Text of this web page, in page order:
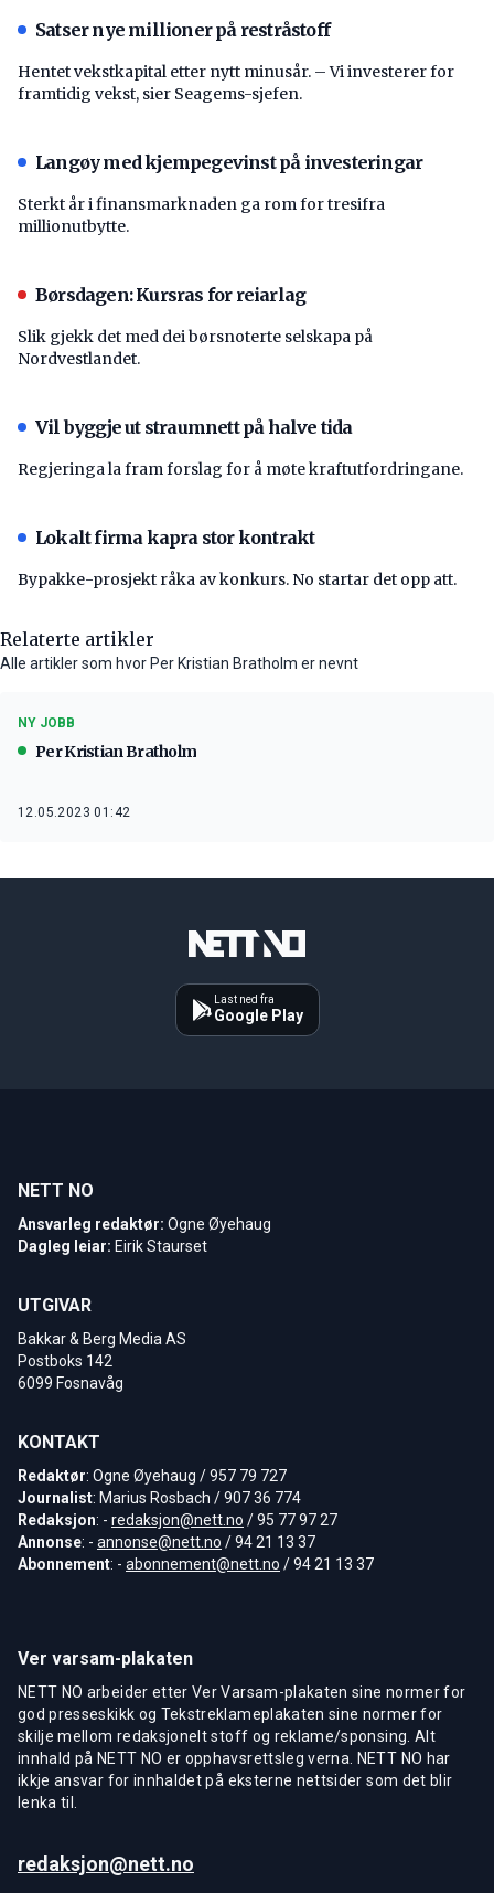
Satser nye millioner på restråstoff
Hentet vekstkapital etter nytt minusår. – Vi investerer for
framtidig vekst, sier Seagems-sjefen.
Langøy med kjempegevinst på investeringar
Sterkt år i finansmarknaden ga rom for tresifra
millionutbytte.
Børsdagen: Kursras for reiarlag
Slik gjekk det med dei børsnoterte selskapa på
Nordvestlandet.
Vil byggje ut straumnett på halve tida
Regjeringa la fram forslag for å møte kraftutfordringane.
Lokalt firma kapra stor kontrakt
Bypakke-prosjekt råka av konkurs. No startar det opp att.
Relaterte artikler
Alle artikler som hvor Per Kristian Bratholm er nevnt
NY JOBB
Per Kristian Bratholm
12.05.2023 01:42
Last ned fra
Google Play
NETT NO
Ansvarleg redaktør: Ogne Øyehaug
Dagleg leiar: Eirik Staurset
UTGIVAR
Bakkar & Berg Media AS
Postboks 142
6099 Fosnavåg
KONTAKT
Redaktør: Ogne Øyehaug / 957 79 727
Journalist: Marius Rosbach / 907 36 774
Redaksjon: - redaksjon@nett.no / 95 77 97 27
Annonse: - annonse@nett.no / 94 21 13 37
Abonnement: - abonnement@nett.no / 94 21 13 37
Ver varsam-plakaten
NETT NO arbeider etter Ver Varsam-plakaten sine normer for
god presseskikk og Tekstreklameplakaten sine normer for
skilje mellom redaksjonelt stoff og reklame/sponsing. Alt
innhald på NETT NO er opphavsrettsleg verna. NETT NO har
ikkje ansvar for innhaldet på eksterne nettsider som det blir
lenka til.
redaksjon@nett.no